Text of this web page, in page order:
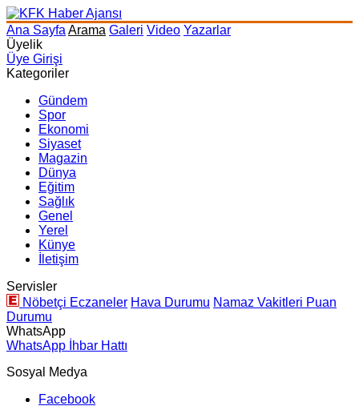
Ana Sayfa Arama Galeri Video Yazarlar
Üyelik
Üye Girişi
Kategoriler
Gündem
Spor
Ekonomi
Siyaset
Magazin
Dünya
Eğitim
Sağlık
Genel
Yerel
Künye
İletişim
Servisler
Nöbetçi Eczaneler Hava Durumu Namaz Vakitleri Puan
Durumu
WhatsApp
WhatsApp İhbar Hattı
Sosyal Medya
Facebook